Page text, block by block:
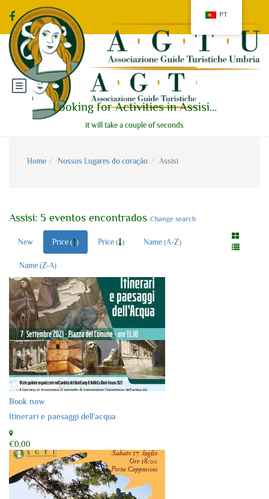
Looking for Activities in Assisi...
it will take a couple of seconds
Home Nossos Lugares do coração Assisi
Assisi: 5 eventos encontrados Change search
New Price ( ) Price ( ) Name (A-Z)
Name (Z-A)
Book now
Itinerari e paesaggi dell’acqua
€0,00
PT